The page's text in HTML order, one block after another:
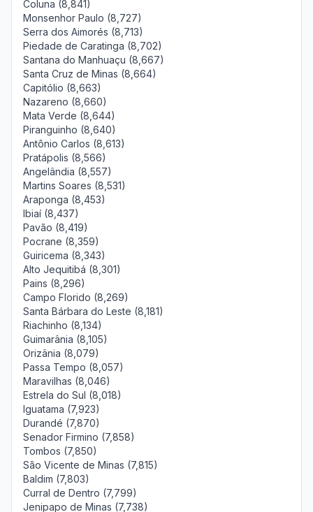
Coluna (8,841)
Monsenhor Paulo (8,727)
Serra dos Aimorés (8,713)
Piedade de Caratinga (8,702)
Santana do Manhuaçu (8,667)
Santa Cruz de Minas (8,664)
Capitólio (8,663)
Nazareno (8,660)
Mata Verde (8,644)
Piranguinho (8,640)
Antônio Carlos (8,613)
Pratápolis (8,566)
Angelândia (8,557)
Martins Soares (8,531)
Araponga (8,453)
Ibiaí (8,437)
Pavão (8,419)
Pocrane (8,359)
Guiricema (8,343)
Alto Jequitibá (8,301)
Pains (8,296)
Campo Florido (8,269)
Santa Bárbara do Leste (8,181)
Riachinho (8,134)
Guimarânia (8,105)
Orizânia (8,079)
Passa Tempo (8,057)
Maravilhas (8,046)
Estrela do Sul (8,018)
Iguatama (7,923)
Durandé (7,870)
Senador Firmino (7,858)
Tombos (7,850)
São Vicente de Minas (7,815)
Baldim (7,803)
Curral de Dentro (7,799)
Jenipapo de Minas (7,738)